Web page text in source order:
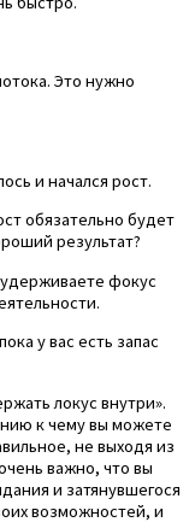
Это нужно
и начался рост.
обязательно будет
результат?
фокус
у вас есть запас
локус внутри».
к чему вы можете
не выходя из
важно, что вы
и затянувшегося
возможностей, и